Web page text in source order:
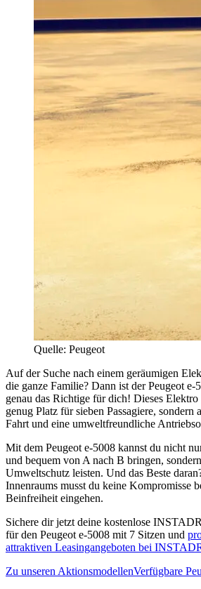
Quelle: Peugeot
Auf der Suche nach einem geräumigen
die ganze Familie? Dann ist der Peugeot e-
genau das Richtige für dich! Dieses
genug Platz für sieben Passagiere, sondern
Fahrt und eine umweltfreundliche
Mit dem Peugeot e-5008 kannst du nicht
und bequem von A nach B bringen,
Umweltschutz leisten. Und das Beste
Innenraums musst du keine Kompromisse
Beinfreiheit eingehen.
Sichere dir jetzt deine kostenlose
für den Peugeot e-5008 mit 7 Sitzen und
attraktiven Leasingangeboten bei
Zu unseren AktionsmodellenVerfügbare